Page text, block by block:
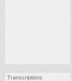
Transcriptions